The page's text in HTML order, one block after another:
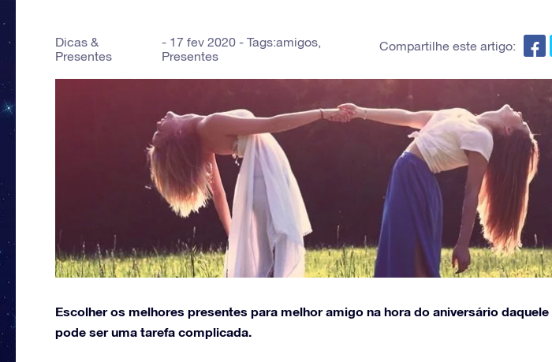
Dicas &
Presentes
17 fev 2020 - Tags:amigos,
Presentes
Compartilhe este artigo:
Escolher os melhores presentes para melhor amigo na hora do aniversário
pode ser uma tarefa complicada.